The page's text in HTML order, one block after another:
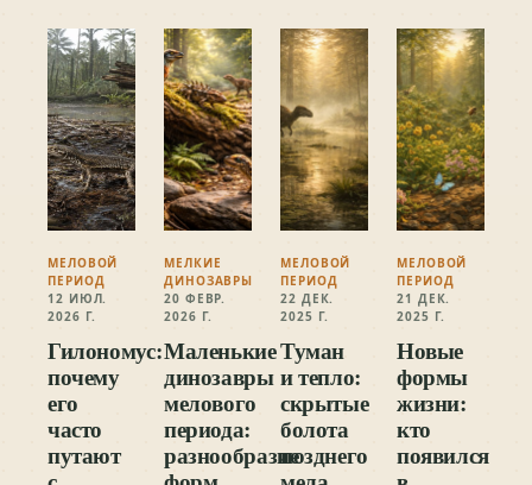
МЕЛОВОЙ
ПЕРИОД
12 ИЮЛ.
2026 Г.
Гилономус:
почему
его
часто
путают
МЕЛКИЕ
ДИНОЗАВРЫ
20 ФЕВР.
2026 Г.
Маленькие
динозавры
мелового
периода:
разнообразие
МЕЛОВОЙ
ПЕРИОД
22 ДЕК.
2025 Г.
Туман
и тепло:
скрытые
болота
позднего
МЕЛОВОЙ
ПЕРИОД
21 ДЕК.
2025 Г.
Новые
формы
жизни:
кто
появился